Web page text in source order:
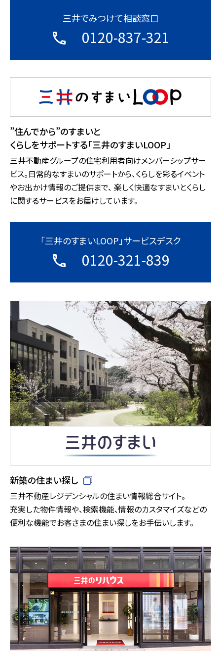
三井でみつけて相談窓口
0120-837-321
”住んでから”のすまいと
くらしをサポートする「三井のすまいLOOP」
三井不動産グループの住宅利用者向けメンバーシップサー
ビス。日常的なすまいのサポートから、くらしを彩るイベント
やお出かけ情報のご提供まで、 楽しく快適なすまいとくらし
に関するサービスをお届けしています。
「三井のすまいLOOP」サービスデスク
0120-321-839
新築の住まい探し
三井不動産レジデンシャルの住まい情報総合サイト。
充実した物件情報や、検索機能、情報のカスタマイズなどの
便利な機能でお客さまの住まい探しをお手伝いします。